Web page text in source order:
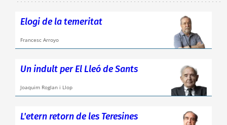
Elogi de la temeritat
Francesc Arroyo
Un indult per El Lleó de Sants
Joaquim Roglan i Llop
L'etern retorn de les Teresines